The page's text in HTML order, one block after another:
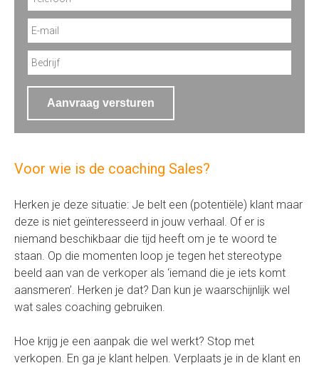
Aanvraag versturen
Voor wie is de coaching Sales?
Herken je deze situatie: Je belt een (potentiële) klant maar
deze is niet geïnteresseerd in jouw verhaal. Of er is
niemand beschikbaar die tijd heeft om je te woord te
staan. Op die momenten loop je tegen het stereotype
beeld aan van de verkoper als ‘iemand die je iets komt
aansmeren’. Herken je dat? Dan kun je waarschijnlijk wel
wat sales coaching gebruiken.
Hoe krijg je een aanpak die wel werkt? Stop met
verkopen. En ga je klant helpen. Verplaats je in de klant en